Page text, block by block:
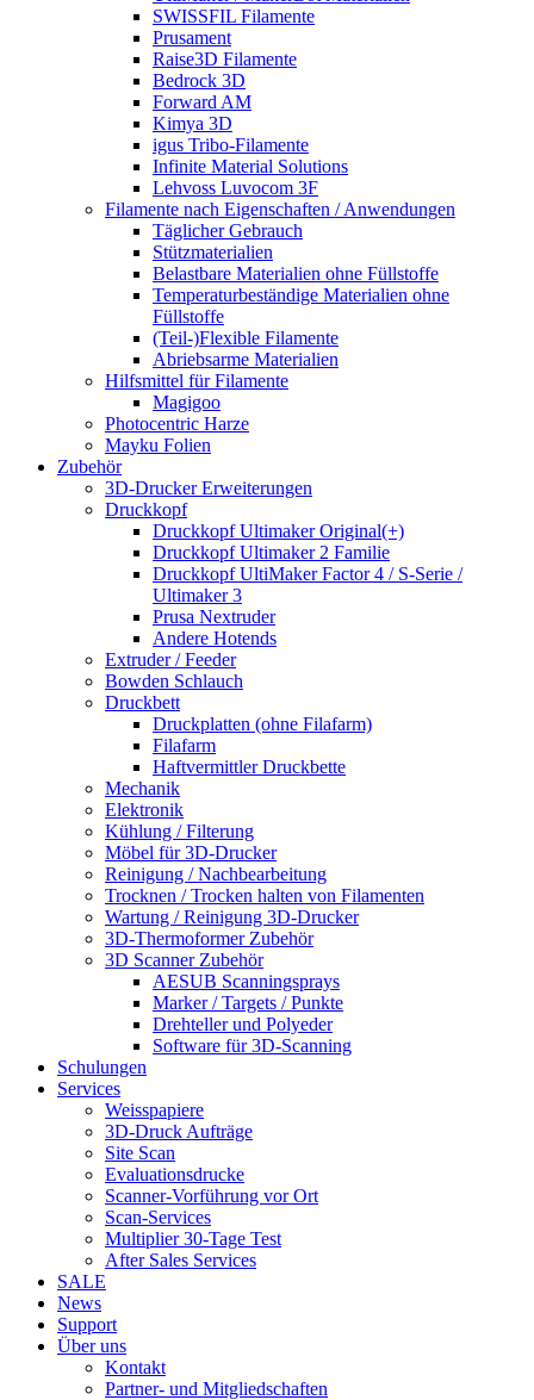
SWISSFIL Filamente
Prusament
Raise3D Filamente
Bedrock 3D
Forward AM
Kimya 3D
igus Tribo-Filamente
Infinite Material Solutions
Lehvoss Luvocom 3F
Filamente nach Eigenschaften / Anwendungen
Täglicher Gebrauch
Stützmaterialien
Belastbare Materialien ohne Füllstoffe
Temperaturbeständige Materialien ohne
Füllstoffe
(Teil-)Flexible Filamente
Abriebsarme Materialien
Hilfsmittel für Filamente
Magigoo
Photocentric Harze
Mayku Folien
Zubehör
3D-Drucker Erweiterungen
Druckkopf
Druckkopf Ultimaker Original(+)
Druckkopf Ultimaker 2 Familie
Druckkopf UltiMaker Factor 4 / S-Serie /
Ultimaker 3
Prusa Nextruder
Andere Hotends
Extruder / Feeder
Bowden Schlauch
Druckbett
Druckplatten (ohne Filafarm)
Filafarm
Haftvermittler Druckbette
Mechanik
Elektronik
Kühlung / Filterung
Möbel für 3D-Drucker
Reinigung / Nachbearbeitung
Trocknen / Trocken halten von Filamenten
Wartung / Reinigung 3D-Drucker
3D-Thermoformer Zubehör
3D Scanner Zubehör
AESUB Scanningsprays
Marker / Targets / Punkte
Drehteller und Polyeder
Software für 3D-Scanning
Schulungen
Services
Weisspapiere
3D-Druck Aufträge
Site Scan
Evaluationsdrucke
Scanner-Vorführung vor Ort
Scan-Services
Multiplier 30-Tage Test
After Sales Services
SALE
News
Support
Über uns
Kontakt
Partner- und Mitgliedschaften